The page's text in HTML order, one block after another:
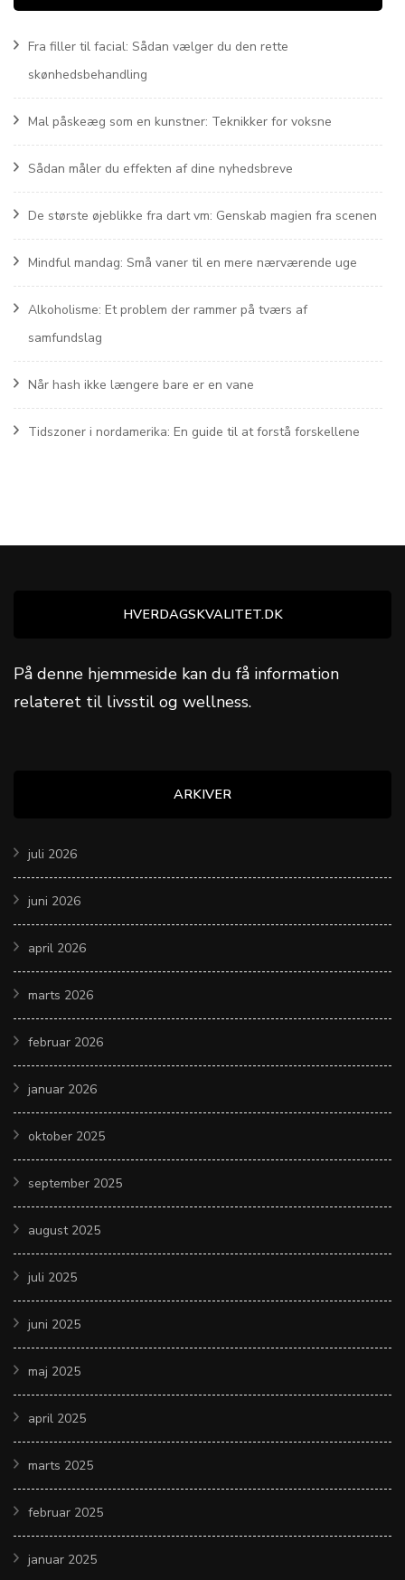
Fra filler til facial: Sådan vælger du den rette
skønhedsbehandling
Mal påskeæg som en kunstner: Teknikker for voksne
Sådan måler du effekten af dine nyhedsbreve
De største øjeblikke fra dart vm: Genskab magien fra scenen
Mindful mandag: Små vaner til en mere nærværende uge
Alkoholisme: Et problem der rammer på tværs af
samfundslag
Når hash ikke længere bare er en vane
Tidszoner i nordamerika: En guide til at forstå forskellene
HVERDAGSKVALITET.DK
På denne hjemmeside kan du få information
relateret til livsstil og wellness.
ARKIVER
juli 2026
juni 2026
april 2026
marts 2026
februar 2026
januar 2026
oktober 2025
september 2025
august 2025
juli 2025
juni 2025
maj 2025
april 2025
marts 2025
februar 2025
januar 2025